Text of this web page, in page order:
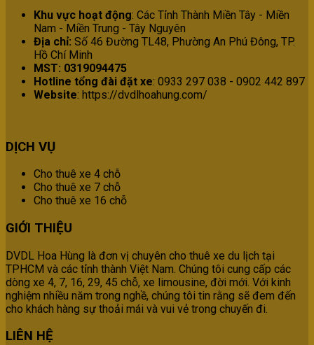
Khu vực hoạt động: Các Tỉnh Thành Miền Tây - Miền
Nam - Miền Trung - Tây Nguyên
Địa chỉ: Số 46 Đường TL48, Phường An Phú Đông, TP.
Hồ Chí Minh
MST: 0319094475
Hotline tổng đài đặt xe: 0933 297 038 - 0902 442 897
Website: https://dvdlhoahung.com/
DỊCH VỤ
Cho thuê xe 4 chỗ
Cho thuê xe 7 chỗ
Cho thuê xe 16 chỗ
GIỚI THIỆU
DVDL Hoa Hùng là đơn vị chuyên cho thuê xe du lịch tại
TPHCM và các tỉnh thành Việt Nam. Chúng tôi cung cấp các
dòng xe 4, 7, 16, 29, 45 chỗ, xe limousine, đời mới. Với kinh
nghiệm nhiều năm trong nghề, chúng tôi tin rằng sẽ đem đến
cho khách hàng sự thoải mái và vui vẻ trong chuyến đi.
LIÊN HỆ